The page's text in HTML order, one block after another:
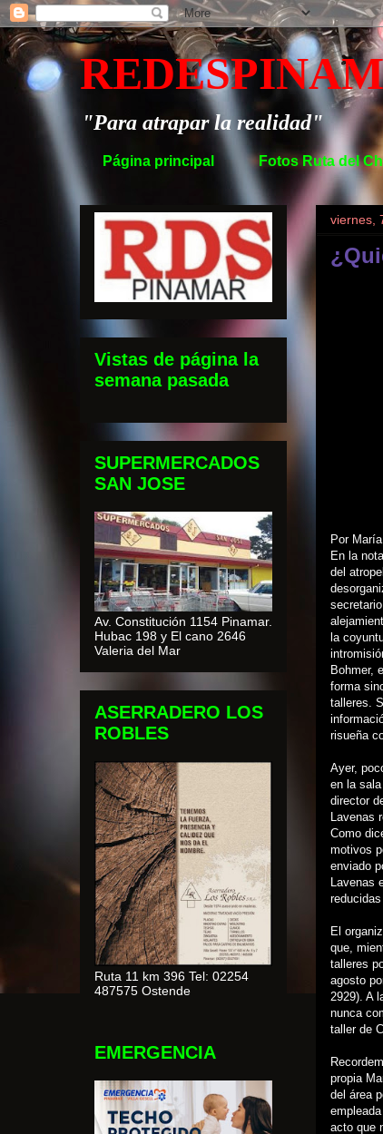
"Para atrapar la realidad"
Página principal Fotos Ruta del
viernes,
Por
En la
del
la
Bohmer,
forma
talleres.
risueña
Ayer,
en la
director
Lavenas
Como
motivos
enviado
Lavenas
El
que,
talleres
agosto
2929). A
nunca
taller de
propia
del área
acto que
Vistas de página la
semana pasada
SUPERMERCADOS
SAN JOSE
Av. Constitución 1154 Pinamar.
Hubac 198 y El cano 2646
Valeria del Mar
ASERRADERO LOS
ROBLES
Ruta 11 km 396 Tel: 02254
487575 Ostende
EMERGENCIA